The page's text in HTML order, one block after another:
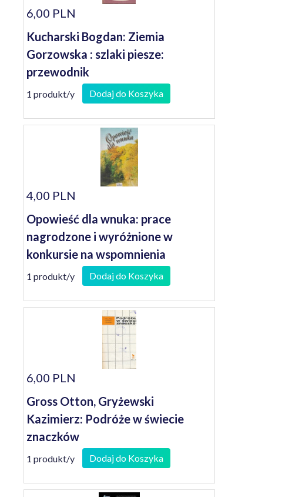
6,00 PLN
Kucharski Bogdan: Ziemia
Gorzowska : szlaki piesze:
przewodnik
1 produkt/y Dodaj do Koszyka
4,00 PLN
Opowieść dla wnuka: prace
nagrodzone i wyróżnione w
konkursie na wspomnienia
seniorów
1 produkt/y Dodaj do Koszyka
6,00 PLN
Gross Otton, Gryżewski
Kazimierz: Podróże w świecie
znaczków
1 produkt/y Dodaj do Koszyka